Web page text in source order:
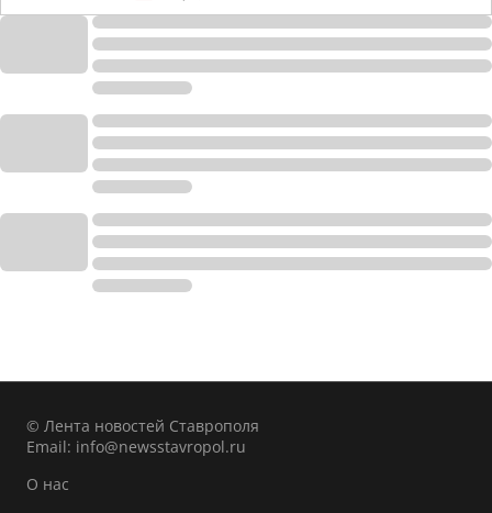
© Лента новостей Ставрополя
Email: info@newsstavropol.ru
О нас